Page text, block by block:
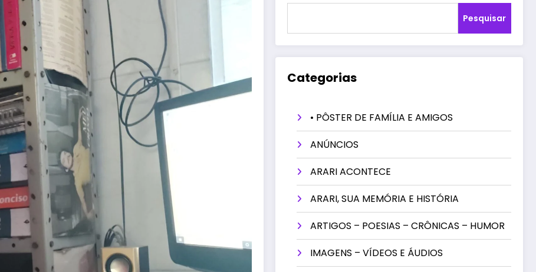
Pesquisar
Categorias
• PÔSTER DE FAMÍLIA E AMIGOS
ANÚNCIOS
ARARI ACONTECE
ARARI, SUA MEMÓRIA E HISTÓRIA
ARTIGOS – POESIAS – CRÔNICAS – HUMOR
IMAGENS – VÍDEOS E ÁUDIOS